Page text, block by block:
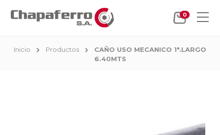
0
Inicio Productos
CAÑO USO MECANICO 1".LARGO
6.40MTS